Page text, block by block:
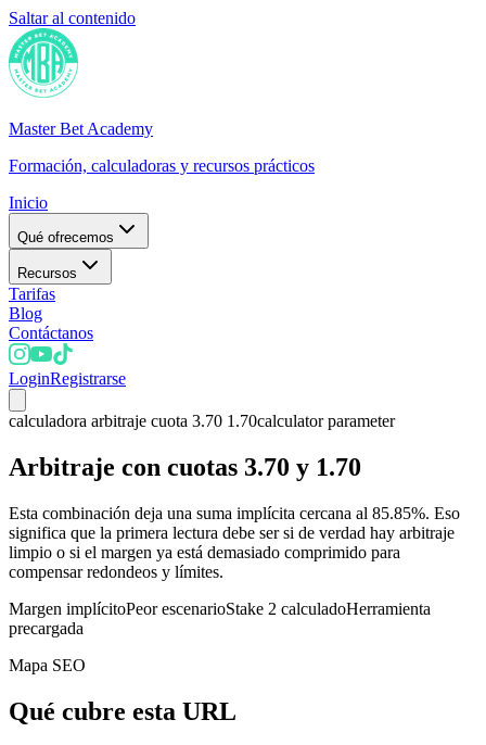
Saltar al contenido
Master Bet Academy
Formación, calculadoras y recursos prácticos
Inicio
Qué ofrecemos
Recursos
Tarifas
Blog
Contáctanos
LoginRegistrarse
calculadora arbitraje cuota 3.70 1.70calculator parameter
Arbitraje con cuotas 3.70 y 1.70
Esta combinación deja una suma implícita cercana al 85.85%. Eso
significa que la primera lectura debe ser si de verdad hay arbitraje
limpio o si el margen ya está demasiado comprimido para
compensar redondeos y límites.
Margen implícitoPeor escenarioStake 2 calculadoHerramienta
precargada
Mapa SEO
Qué cubre esta URL